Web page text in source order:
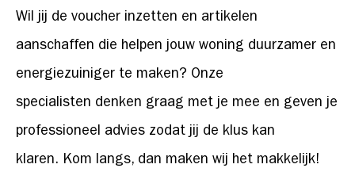
Wil jij de voucher inzetten en artikelen
aanschaffen die helpen jouw woning duurzamer en
energiezuiniger te maken? Onze
specialisten denken graag met je mee en geven je
professioneel advies zodat jij de klus kan
klaren. Kom langs, dan maken wij het makkelijk!